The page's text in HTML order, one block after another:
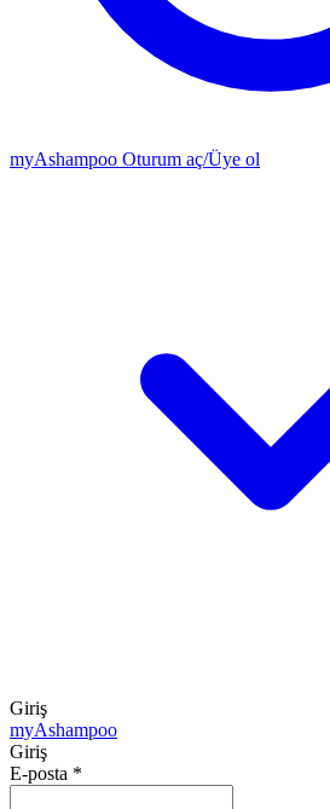
myAshampoo Oturum aç/Üye ol
Giriş
myAshampoo
Giriş
E-posta *